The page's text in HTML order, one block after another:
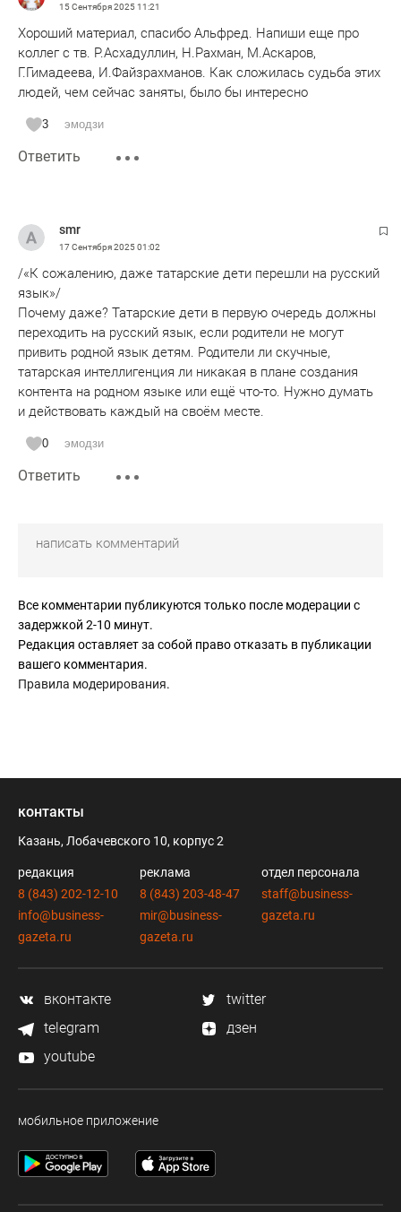
15 Сентября 202511:21
Хороший материал, спасибо Альфред. Напиши еще про
коллег с тв. Р.Асхадуллин, Н.Рахман, М.Аскаров,
Г.Гимадеева, И.Файзрахманов. Как сложилась судьба этих
людей, чем сейчас заняты, было бы интересно
3 эмодзи
Ответить
smr
17 Сентября 202501:02
/«К сожалению, даже татарские дети перешли на русский
язык»/
Почему даже? Татарские дети в первую очередь должны
переходить на русский язык, если родители не могут
привить родной язык детям. Родители ли скучные,
татарская интеллигенция ли никакая в плане создания
контента на родном языке или ещё что-то. Нужно думать
и действовать каждый на своём месте.
0 эмодзи
Ответить
Все комментарии публикуются только после модерации с
задержкой 2-10 минут.
Редакция оставляет за собой право отказать в публикации
вашего комментария.
Правила модерирования.
контакты
Казань, Лобачевского 10, корпус 2
редакция
8 (843) 202-12-10
info@business-
gazeta.ru
реклама
8 (843) 203-48-47
mir@business-
gazeta.ru
отдел персонала
staff@business-
gazeta.ru
вконтакте
twitter
telegram
дзен
youtube
мобильное приложение